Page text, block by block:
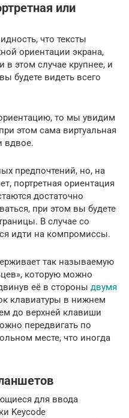
или
что тексты
ориентации экрана,
в этом случае крупнее, и
будете видеть всего
то мы увидим
этом сама виртуальная
вдвое.
предпочтений, но, на
портретная ориентация
достаточно
при этом вы будете
В случае со
идти на компромиссы.
так называемую
которую можно
её в стороны двумя
клавиатуры в нижнем
до верхней клавиши
передвигать по
месте, что иногда
для ввода
Keycode